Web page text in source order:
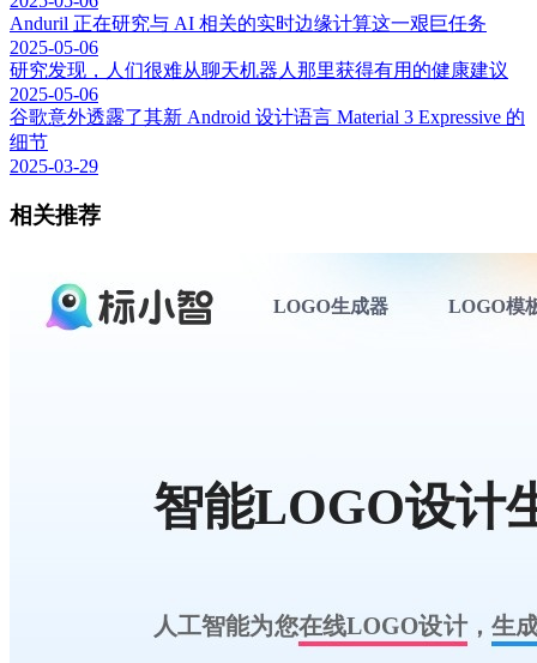
Anduril 正在研究与 AI 相关的实时边缘计算这一艰巨任务
2025-05-06
研究发现，人们很难从聊天机器人那里获得有用的健康建议
2025-05-06
谷歌意外透露了其新 Android 设计语言 Material 3 Expressive 的
细节
2025-03-29
相关推荐